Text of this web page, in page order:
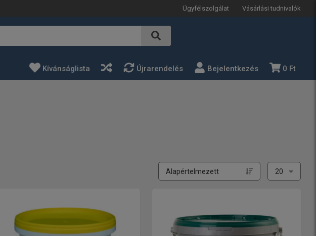
Ügyfélszolgálat Vásárlási tudnivalók
Kívánságlista Újrarendelés Bejelentkezés 0 Ft